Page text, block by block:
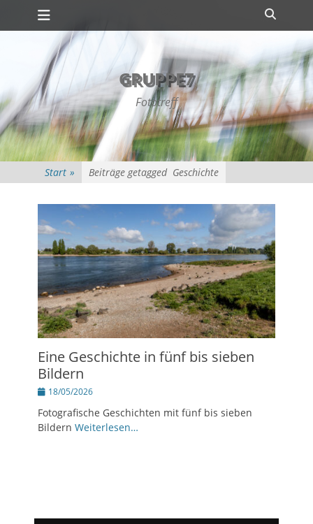
Zum
Inhalt
springen
Primäres Menü
GRUPPE7
Fototreff
Start » Beiträge getagged Geschichte
Eine Geschichte in fünf bis sieben
Bildern
Posted
18/05/2026
Fotografische Geschichten mit fünf bis sieben
Bildern Weiterlesen…